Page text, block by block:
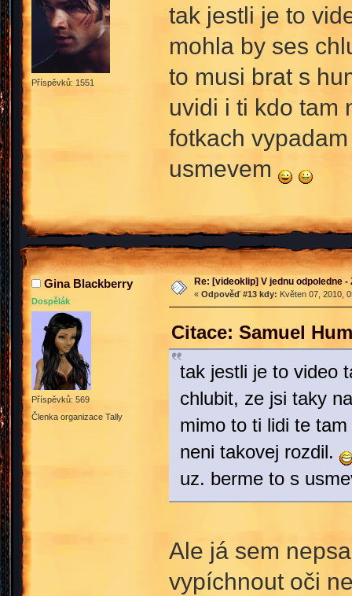
Příspěvků: 1551
tak jestli je to
mohla by ses
to musi brat s
uvidi i ti kdo tam
fotkach
usmevem
Gina Blackberry
Dospělák
Příspěvků: 569
Členka organizace Tally
Re: [videoklip] V jednu odpoledne
« Odpověď #13 kdy: Květen 07, 2010,
Citace: Samuel
tak jestli je to video
chlubit, ze jsi taky
mimo to ti lidi te
neni takovej rozdil.
uz. berme to s
Ale já sem
vypíchnout oči